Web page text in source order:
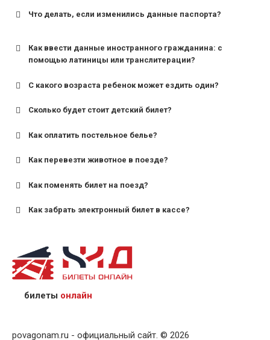
Что делать, если изменились данные паспорта?
Как ввести данные иностранного гражданина: с
помощью латиницы или транслитерации?
С какого возраста ребенок может ездить один?
для поездов дальнего следования — от 10 лет и
для пригородных поездов — от 7 лет.
Сколько будет стоит детский билет?
Как оплатить постельное белье?
Как перевезти животное в поезде?
Как поменять билет на поезд?
Как забрать электронный билет в кассе?
назвав кассиру 14-значный номер заказа;
предъявив удостоверение личности пассажира, на
кого оформлен билет.
билеты онлайн
povagonam.ru - официальный сайт. © 2026